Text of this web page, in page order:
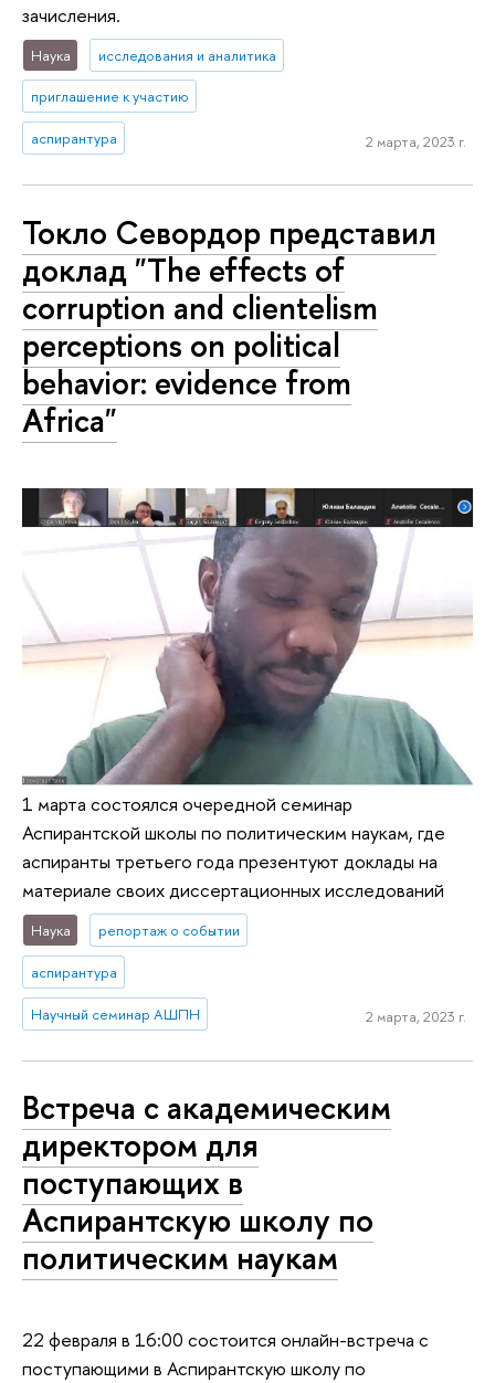
зачисления.
Наука исследования и аналитика
приглашение к участию
аспирантура 2 марта, 2023 г.
Токло Севордор представил
доклад "The effects of
corruption and clientelism
perceptions on political
behavior: evidence from
Africa"
1 марта состоялся очередной семинар
Аспирантской школы по политическим наукам, где
аспиранты третьего года презентуют доклады на
материале своих диссертационных исследований
Наука репортаж о событии
аспирантура
Научный семинар АШПН 2 марта, 2023 г.
Встреча с академическим
директором для
поступающих в
Аспирантскую школу по
политическим наукам
22 февраля в 16:00 состоится онлайн-встреча с
поступающими в Аспирантскую школу по